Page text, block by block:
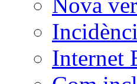
Internet